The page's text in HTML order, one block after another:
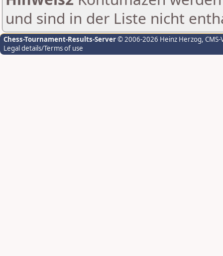
und sind in der Liste nicht
Chess-Tournament-Results-Server© 2006-2026 Heinz Herzog,
Legal details/Terms of use